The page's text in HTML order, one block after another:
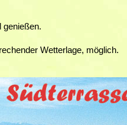
genießen.
Wetterlage, möglich.